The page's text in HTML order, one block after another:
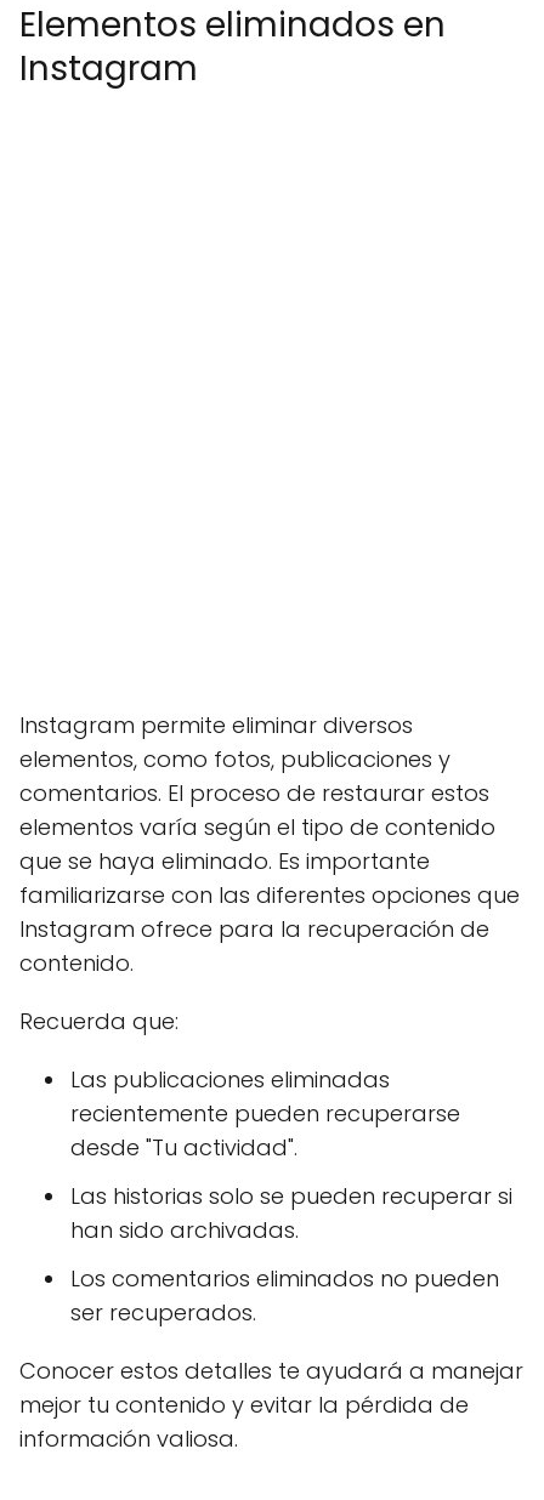
Elementos eliminados en
Instagram
Instagram permite eliminar diversos
elementos, como fotos, publicaciones y
comentarios. El proceso de restaurar estos
elementos varía según el tipo de contenido
que se haya eliminado. Es importante
familiarizarse con las diferentes opciones que
Instagram ofrece para la recuperación de
contenido.
Recuerda que:
Las publicaciones eliminadas
recientemente pueden recuperarse
desde "Tu actividad".
Las historias solo se pueden recuperar si
han sido archivadas.
Los comentarios eliminados no pueden
ser recuperados.
Conocer estos detalles te ayudará a manejar
mejor tu contenido y evitar la pérdida de
información valiosa.